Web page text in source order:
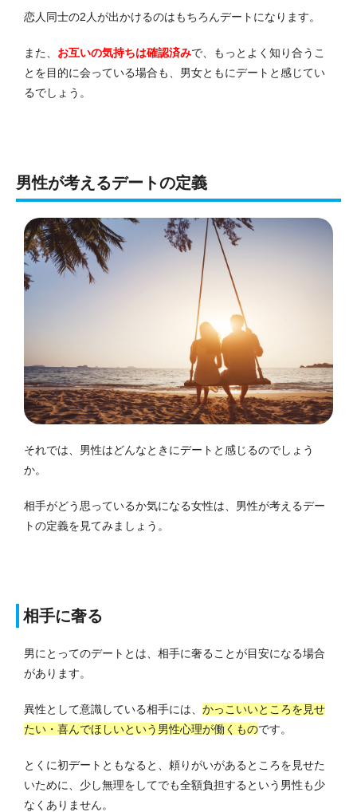
恋人同士の2人が出かけるのはもちろんデートになります。
また、 お互いの気持ちは確認済みで、もっとよく知り合うこ
とを目的に会っている場合も、男女ともにデートと感じてい
るでしょう。
男性が考えるデートの定義
それでは、男性はどんなときにデートと感じるのでしょう
か。
相手がどう思っているか気になる女性は、男性が考えるデー
トの定義を見てみましょう。
相手に奢る
男にとってのデートとは、相手に奢ることが目安になる場合
があります。
異性として意識している相手には、 かっこいいところを見せ
たい・喜んでほしいという男性心理が働くものです。
とくに初デートともなると、頼りがいがあるところを見せた
いために、少し無理をしてでも全額負担するという男性も少
なくありません。